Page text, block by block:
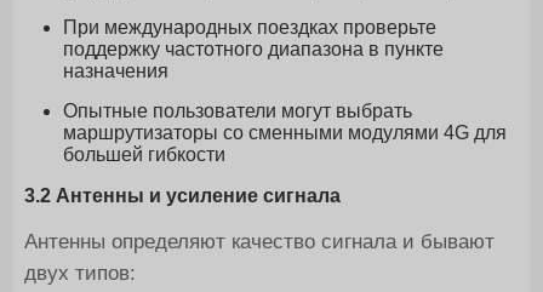
При международных поездках проверьте
поддержку частотного диапазона в пункте
назначения
Опытные пользователи могут выбрать
маршрутизаторы со сменными модулями 4G для
большей гибкости
3.2 Антенны и усиление сигнала
Антенны определяют качество сигнала и бывают
двух типов: